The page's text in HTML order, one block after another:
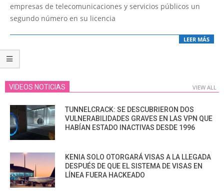
empresas de telecomunicaciones y servicios públicos un
segundo número en su licencia
LEER MÁS
VIDEOS NOTICIAS VIEW ALL
TUNNELCRACK: SE DESCUBRIERON DOS
VULNERABILIDADES GRAVES EN LAS VPN QUE
HABÍAN ESTADO INACTIVAS DESDE 1996
KENIA SOLO OTORGARÁ VISAS A LA LLEGADA
DESPUÉS DE QUE EL SISTEMA DE VISAS EN
LÍNEA FUERA HACKEADO